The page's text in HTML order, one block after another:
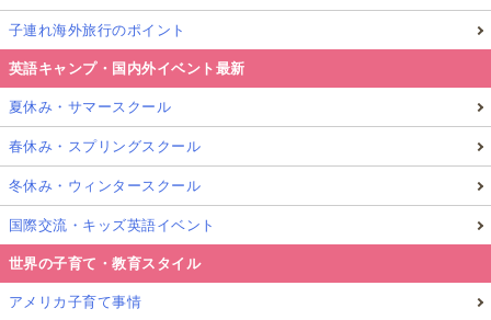
子連れ海外旅行のポイント
英語キャンプ・国内外イベント最新
夏休み・サマースクール
春休み・スプリングスクール
冬休み・ウィンタースクール
国際交流・キッズ英語イベント
世界の子育て・教育スタイル
アメリカ子育て事情